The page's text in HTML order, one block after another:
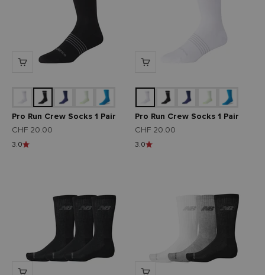
Pro Run Crew Socks 1 Pair
Angebot
CHF 20.00
3.0
Pro Run Crew Socks 1 Pair
Angebot
CHF 20.00
3.0